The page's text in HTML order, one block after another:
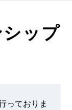
ップ
っておりま